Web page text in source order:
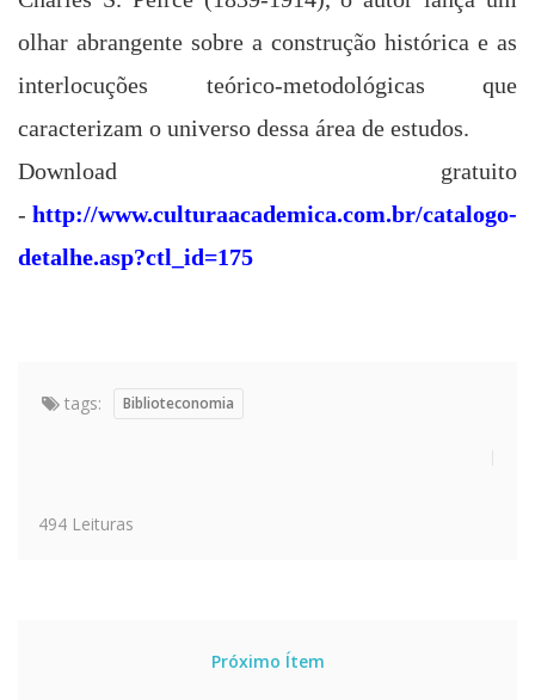
olhar abrangente sobre a construção histórica e as
interlocuções teórico-metodológicas que
caracterizam o universo dessa área de estudos.
Download gratuito
- http://www.culturaacademica.com.br/catalogo-
detalhe.asp?ctl_id=175
tags: Biblioteconomia
494 Leituras
Próximo Ítem